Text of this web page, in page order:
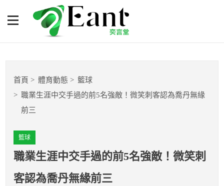
職業生涯中交手過的前5名
強敵！微笑刺客認為喬丹無
籃球
棒球
球隊數據
首頁 體育動態
籃球
職業生涯中交手過的前5名強敵！微笑刺客認為喬丹無緣
前三
籃球
職業生涯中交手過的前5名強敵！微笑刺
客認為喬丹無緣前三